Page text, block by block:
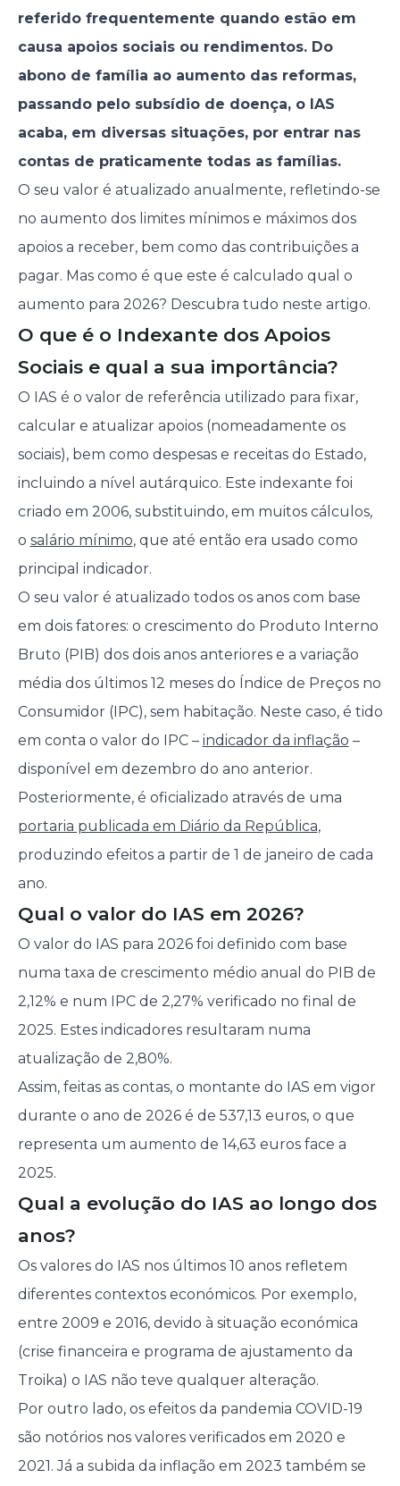
referido frequentemente quando estão em
causa apoios sociais ou rendimentos. Do
abono de família ao aumento das reformas,
passando pelo subsídio de doença, o IAS
acaba, em diversas situações, por entrar nas
contas de praticamente todas as famílias.
O seu valor é atualizado anualmente, refletindo-se
no aumento dos limites mínimos e máximos dos
apoios a receber, bem como das contribuições a
pagar. Mas como é que este é calculado qual o
aumento para 2026? Descubra tudo neste artigo.
O que é o Indexante dos Apoios
Sociais e qual a sua importância?
O IAS é o valor de referência utilizado para fixar,
calcular e atualizar apoios (nomeadamente os
sociais), bem como despesas e receitas do Estado,
incluindo a nível autárquico. Este indexante foi
criado em 2006, substituindo, em muitos cálculos,
o salário mínimo, que até então era usado como
principal indicador.
O seu valor é atualizado todos os anos com base
em dois fatores: o crescimento do Produto Interno
Bruto (PIB) dos dois anos anteriores e a variação
média dos últimos 12 meses do Índice de Preços no
Consumidor (IPC), sem habitação. Neste caso, é tido
em conta o valor do IPC – indicador da inflação –
disponível em dezembro do ano anterior.
Posteriormente, é oficializado através de uma
portaria publicada em Diário da República,
produzindo efeitos a partir de 1 de janeiro de cada
ano.
Qual o valor do IAS em 2026?
O valor do IAS para 2026 foi definido com base
numa taxa de crescimento médio anual do PIB de
2,12% e num IPC de 2,27% verificado no final de
2025. Estes indicadores resultaram numa
atualização de 2,80%.
Assim, feitas as contas, o montante do IAS em vigor
durante o ano de 2026 é de 537,13 euros, o que
representa um aumento de 14,63 euros face a
2025.
Qual a evolução do IAS ao longo dos
anos?
Os valores do IAS nos últimos 10 anos refletem
diferentes contextos económicos. Por exemplo,
entre 2009 e 2016, devido à situação económica
(crise financeira e programa de ajustamento da
Troika) o IAS não teve qualquer alteração.
Por outro lado, os efeitos da pandemia COVID-19
são notórios nos valores verificados em 2020 e
2021. Já a subida da inflação em 2023 também se